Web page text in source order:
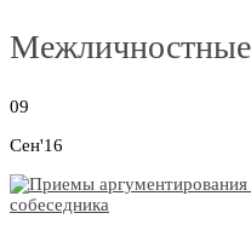
09
Сен'16